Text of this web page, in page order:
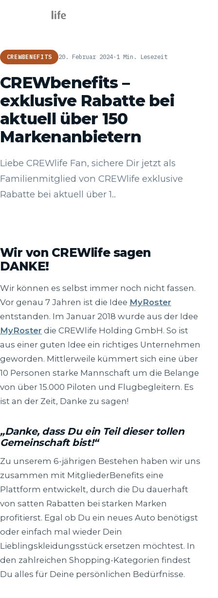
CREWBENEFITS 20. Februar 2024·1 Min. Lesezeit
CREWbenefits –
exklusive Rabatte bei
aktuell über 150
Markenanbietern
Liebe CREWlife Fan, sichere Dir jetzt als
Familienmitglied von CREWlife exklusive
Rabatte bei aktuell über 1..
Wir von CREWlife sagen
DANKE!
Wir können es selbst immer noch nicht fassen.
Vor genau 7 Jahren ist die Idee MyRoster
entstanden. Im Januar 2018 wurde aus der Idee
MyRoster die CREWlife Holding GmbH. So ist
aus einer guten Idee ein richtiges Unternehmen
geworden. Mittlerweile kümmert sich eine über
10 Personen starke Mannschaft um die Belange
von über 15.000 Piloten und Flugbegleitern. Es
ist an der Zeit, Danke zu sagen!
„Danke, dass Du ein Teil dieser tollen
Gemeinschaft bist!“
Zu unserem 6-jährigen Bestehen haben wir uns
zusammen mit MitgliederBenefits eine
Plattform entwickelt, durch die Du dauerhaft
von satten Rabatten bei starken Marken
profitierst. Egal ob Du ein neues Auto benötigst
oder einfach mal wieder Dein
Lieblingskleidungsstück ersetzen möchtest. In
den zahlreichen Shopping-Kategorien findest
Du alles für Deine persönlichen Bedürfnisse.